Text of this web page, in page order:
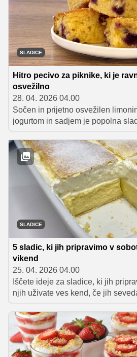
SLADICE
Hitro pecivo za piknike, ki je
osvežilno
28. 04. 2026 04.00
Sočen in prijetno osvežilen
jogurtom in sadjem je popolna
piknike ali trenutke, ko si
Recept zanj je pripravila Natalija
spoznali v šovu MasterChef
SLADICE
5 sladic, ki jih pripravimo v
vikend
25. 04. 2026 04.00
Iščete ideje za sladice, ki jih
njih uživate ves kend, če jih
dan? Predstavljamo vam pet
obstojnih sladic, ki so kot nalašč
vsakodnevnega pečenja.